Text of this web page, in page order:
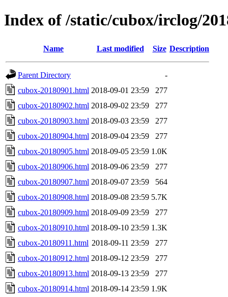
Index of /static/cubox/irclog/
Name Last modified Size Description
Parent Directory
-
cubox-20180901.html 2018-09-01 23:59
277
cubox-20180902.html 2018-09-02 23:59
277
cubox-20180903.html 2018-09-03 23:59
277
cubox-20180904.html 2018-09-04 23:59
277
cubox-20180905.html 2018-09-05 23:59 1.0K
cubox-20180906.html 2018-09-06 23:59
277
cubox-20180907.html 2018-09-07 23:59
564
cubox-20180908.html 2018-09-08 23:59 5.7K
cubox-20180909.html 2018-09-09 23:59
277
cubox-20180910.html 2018-09-10 23:59 1.3K
cubox-20180911.html 2018-09-11 23:59
277
cubox-20180912.html 2018-09-12 23:59
277
cubox-20180913.html 2018-09-13 23:59
277
cubox-20180914.html 2018-09-14 23:59 1.9K